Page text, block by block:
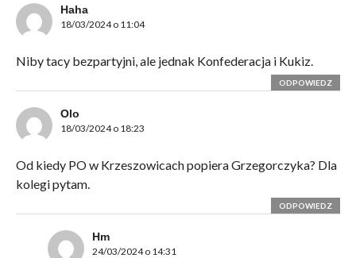
Haha
18/03/2024 o 11:04
Niby tacy bezpartyjni, ale jednak Konfederacja i Kukiz.
ODPOWIEDZ
Olo
18/03/2024 o 18:23
Od kiedy PO w Krzeszowicach popiera Grzegorczyka? Dla
kolegi pytam.
ODPOWIEDZ
Hm
24/03/2024 o 14:31